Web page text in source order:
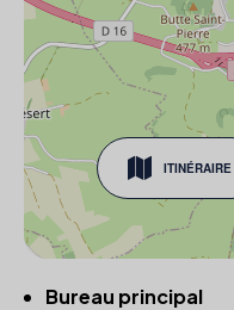
ITINÉRAIRE
Bureau principal